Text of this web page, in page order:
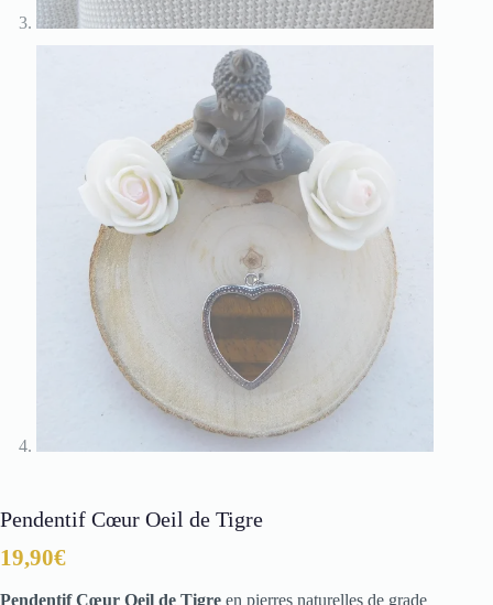
Pendentif Cœur Oeil de Tigre
19,90€
Pendentif Cœur Oeil de Tigre en pierres naturelles de grade